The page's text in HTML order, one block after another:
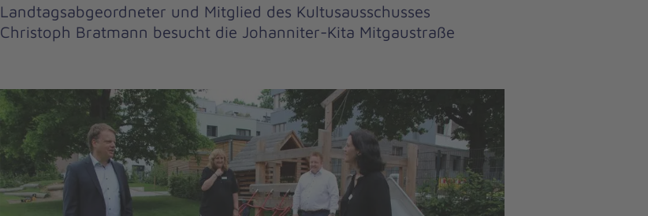
Landtagsabgeordneter und Mitglied des Kultusausschusses
Christoph Bratmann besucht die Johanniter-Kita Mitgaustraße